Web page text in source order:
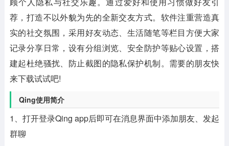
荐，打造不以外貌为先的全新交友方式。软件注重营造真
实的社交氛围，采用好友动态、生活随笔等栏目方便大家
记录分享日常，设有分组浏览、安全防护等贴心设置，搭
建起杜绝骚扰、防止截图的隐私保护机制。需要的朋友快
来下载试试吧!
Qing使用简介
1、打开登录Qing app后即可在消息界面中添加朋友、发起
群聊